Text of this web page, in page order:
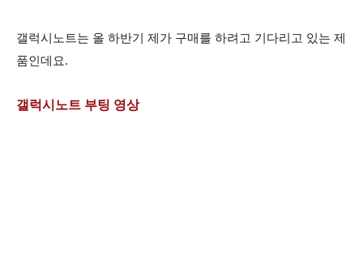
갤럭시노트는 올 하반기 제가 구매를 하려고 기다리고 있는 제
품인데요.
갤럭시노트 부팅 영상